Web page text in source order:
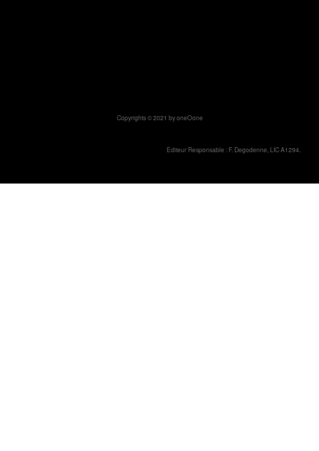
Copyrights © 2021 by oneOone
Editeur Responsable : F. Degodenne, LIC A1294.